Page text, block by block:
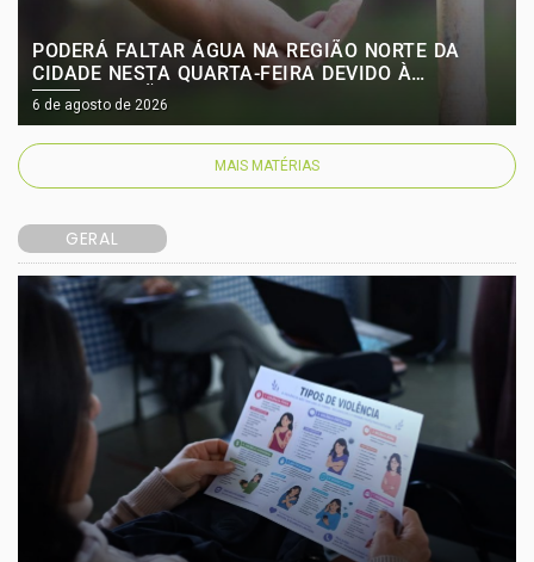
PODERÁ FALTAR ÁGUA NA REGIÃO NORTE DA
CIDADE NESTA QUARTA-FEIRA DEVIDO À
HIGIENIZAÇÃO DE RESERVATÓRIO
6 de agosto de 2026
MAIS MATÉRIAS
GERAL